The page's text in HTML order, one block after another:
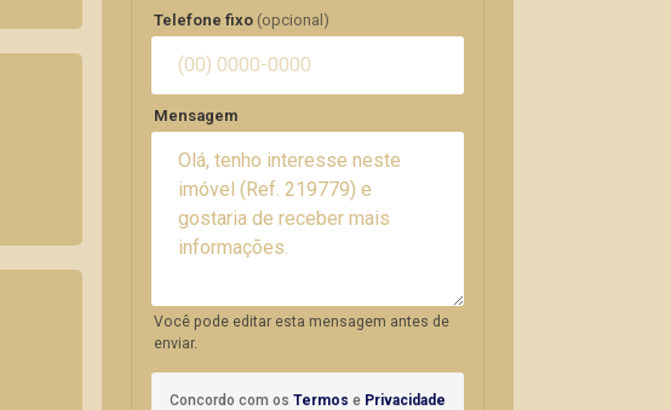
Telefone fixo (opcional)
Mensagem
Você pode editar esta mensagem antes de
enviar.
Concordo com os Termos e Privacidade